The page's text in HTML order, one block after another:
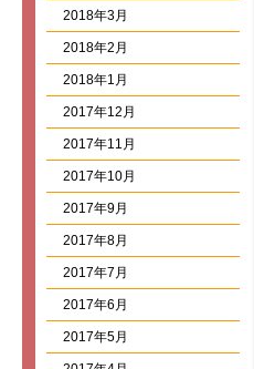
2018年3月
2018年2月
2018年1月
2017年12月
2017年11月
2017年10月
2017年9月
2017年8月
2017年7月
2017年6月
2017年5月